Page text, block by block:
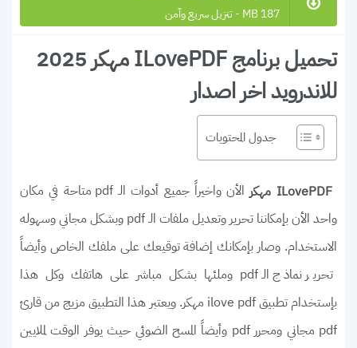
187 MB - تنزيل سريع وآمن
تحميل برنامج ILovePDF مهكر 2025
للاندرويد اخر اصدار
جدول المحتويات
ILovePDF مهكر
الأن واخيراً جميع أدوات الـ pdf متاحة في مكان
واحد الأن بإمكاننا تحرير وتعديل ملفات الـ pdf وبشكل مجاني وسهوله
الاستخدام. وصار بإمكانك إضافة توقيعك على ملفك الخاص وأيضاً
تحرير نماذج الـ pdf وملئها بشكل مباشر على هاتفك وكل هذا
بإستخدام تطبيق ilove pdf مهكر. ويعتبر هذا التطبيق مزيج من قارئ
pdf مجاني ومحرر pdf وأيضاً المسح الضوئي حيث يوفر الوقت لملايين